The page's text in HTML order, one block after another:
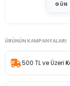
GÜN
ÜRÜNÜN KAMPANYALARI
500 TL ve Üzeri